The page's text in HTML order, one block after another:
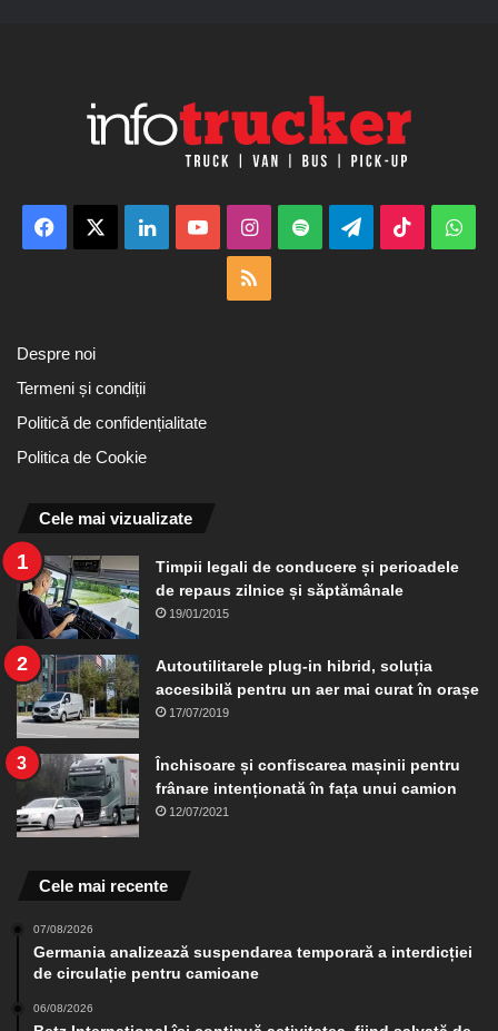
Facebook LinkedInYouTubeInstagram
Spotify TelegramTikTok
Despre noi
Termeni și condiții
Politică de confidențialitate
Politica de Cookie
Cele mai vizualizate
Timpii legali de conducere și perioadele
de repaus zilnice și săptămânale
19/01/2015
Autoutilitarele plug-in hibrid, soluția
accesibilă pentru un aer mai curat în orașe
17/07/2019
Închisoare și confiscarea mașinii pentru
frânare intenționată în fața unui camion
12/07/2021
Cele mai recente
07/08/2026
Germania analizează suspendarea temporară a interdicției
de circulație pentru camioane
06/08/2026